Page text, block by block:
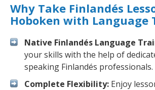
Why Take Finlandés
Hoboken with Language
Native Finlandés Language
your skills with the help of
speaking Finlandés professionals.
Complete Flexibility: Enjoy